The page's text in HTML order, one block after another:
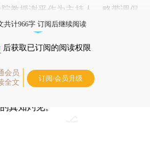
教授谢平作为主持人，略带调侃
行长杨凯生提问，引来在场观众的
五道口金融学院教授。他在担任本
真知灼见。
共计966字 订阅后继续阅读
后获取已订阅的阅读权限
会员
全文
订阅/会员升级